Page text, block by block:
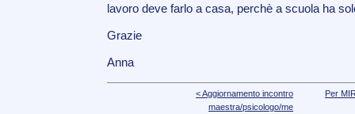
lavoro deve farlo a casa, perchè a scuola ha
Grazie
Anna
< Aggiornamento incontro
maestra/psicologo/me
Per